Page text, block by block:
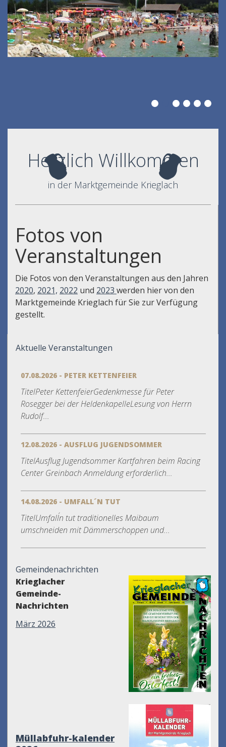
Herzlich Willkommen
in der Marktgemeinde Krieglach
Fotos von
Veranstaltungen
Die Fotos von den Veranstaltungen aus den Jahren
2020, 2021, 2022 und 2023 werden hier von den
Marktgemeinde Krieglach für Sie zur Verfügung
gestellt.
Aktuelle Veranstaltungen
07.08.2026 - PETER KETTENFEIER
TitelPeter KettenfeierGedenkmesse für Peter
Rosegger bei der HeldenkapelleLesung von Herrn
Rudolf...
12.08.2026 - AUSFLUG JUGENDSOMMER
TitelAusflug Jugendsommer Kartfahren beim Racing
Center Greinbach Anmeldung erforderlich...
14.08.2026 - UMFALL´N TUT
TitelUmfall´n tut traditionelles Maibaum
umschneiden mit Dämmerschoppen und...
Gemeindenachrichten
Krieglacher
Gemeinde-
Nachrichten
März 2026
Müllabfuhr-kalender